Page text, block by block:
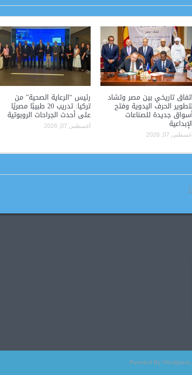
اتفاق تاريخي بين مصر وتشاد
لتطوير الحرف اليدوية وفتح
جديدة للصناعات
الإبداعية
أغسطس 07, 2026
رئيس “الرعاية الصحية” من
تركيا: تدريب 20 طبيبًا مصريًا
على أحدث الجراحات الروبوتية
أغسطس 07, 2026